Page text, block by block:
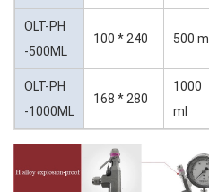
OLT-PH
-500ML
100 * 240 500 ml
OLT-PH
-1000ML
168 * 280
1000
ml